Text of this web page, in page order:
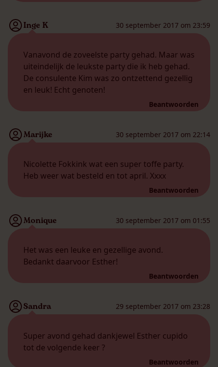
Inge K 30 september 2017 om 23:59
Vanavond de zoveelste party gehad. Maar was
uiteindelijk de leukste party die ik heb gehad.
De consulente Kim was zo ontzettend gezellig
en leuk! Echt genoten!
Beantwoorden
Marijke 30 september 2017 om 22:14
Nicolette Fokkink wat een super toffe party.
Heb weer wat besteld en tot april. Xxxx
Beantwoorden
Monique 30 september 2017 om 01:55
Het was een leuke en gezellige avond.
Bedankt daarvoor Esther!
Beantwoorden
Sandra 29 september 2017 om 23:28
Super avond gehad dankjewel Esther cupido
tot de volgende keer ?
Beantwoorden